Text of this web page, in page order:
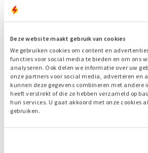
Deze website maakt gebruik van cookies
We gebruiken cookies om content en
functies voor social media te bieden en om ons
analyseren. Ook delen we informatie over uw
onze partners voor social media, adverteren en
kunnen deze gegevens combineren met andere
heeft verstrekt of die ze hebben verzameld op
hun services. U gaat akkoord met onze cookies
gebruiken.
24/7 bereikbaarheid
Snelle service
Ruime voorraad, direct
Productinformatie